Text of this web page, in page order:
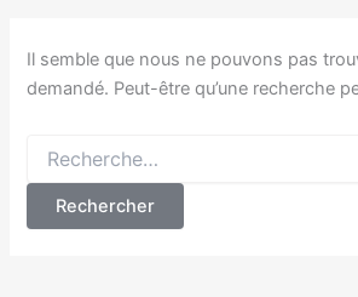
Il semble que nous ne pouvons pas
demandé. Peut-être qu’une recherche